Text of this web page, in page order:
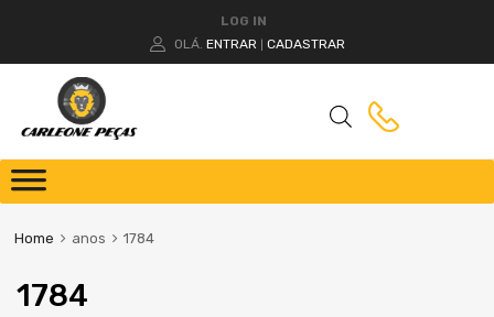
LOG IN
OLÁ. ENTRAR CADASTRAR
Home anos 1784
1784